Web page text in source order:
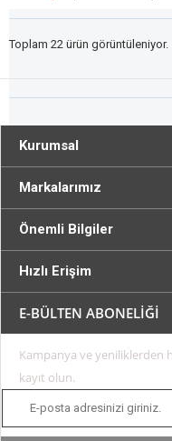
Toplam 22 ürün görüntüleniyor.
Kurumsal
Markalarımız
Önemli Bilgiler
Hızlı Erişim
E-BÜLTEN ABONELİĞİ
Kampanya ve yeniliklerden
kayıt olun.